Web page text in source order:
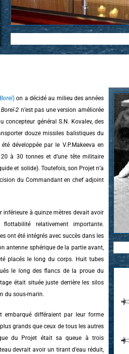
Boreï) on a décidé au milieu des années
Boreï-2 n’est pas une version améliorée
concepteur général S.N. Kovalev, des
douze missiles balistiques du
développée par le V.P.Makeeva en
20 à 30 tonnes et d’une tête militaire
et solide). Toutefois, son Projet n’a
du Commandant en chef adjoint
inférieure à quinze mètres devait avoir
relativement importante.
ont été intégrés avec succès dans les
antenne sphérique de la partie avant,
placés le long du corps. Huit tubes
le long des flancs de la proue du
était située juste derrière les silos
du sous-marin.
embarqué différaient par leur forme
grands que ceux de tous les autres
du Projet était sa queue à trois
devrait avoir un tirant d’eau réduit,